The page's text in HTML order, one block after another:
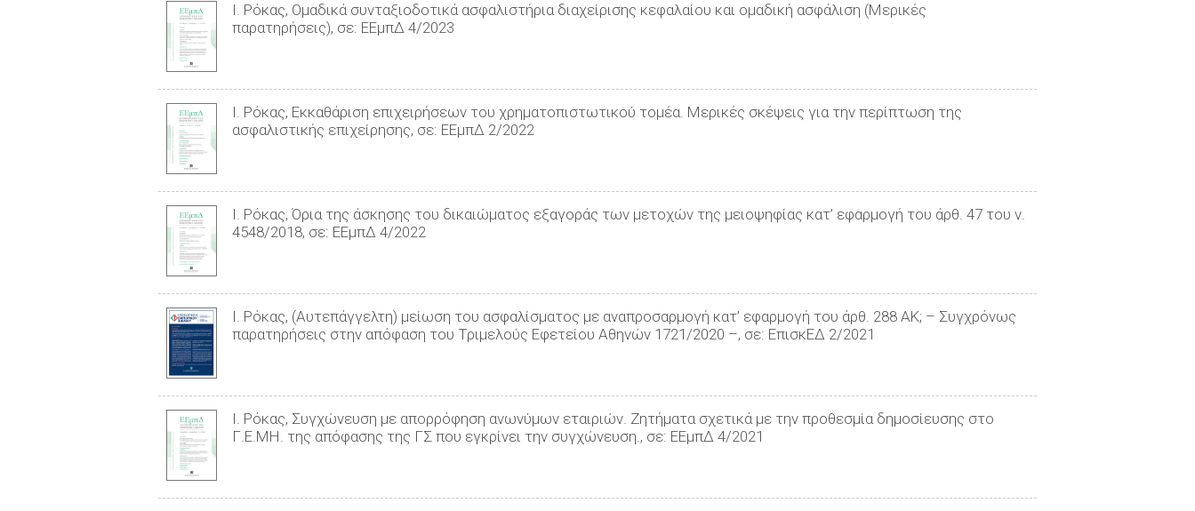
Ι. Ρόκας, Ομαδικά συνταξιοδοτικά ασφαλιστήρια διαχείρισης κεφαλαίου και ομαδική ασφάλιση (Μερικές
παρατηρήσεις), σε: ΕΕμπΔ 4/2023
Ι. Ρόκας, Εκκαθάριση επιχειρήσεων του χρηματοπιστωτικού τομέα. Μερικές σκέψεις για την περίπτωση της
ασφαλιστικής επιχείρησης, σε: ΕΕμπΔ 2/2022
Ι. Ρόκας, Όρια της άσκησης του δικαιώματος εξαγοράς των μετοχών της μειοψηφίας κατ’ εφαρμογή του άρθ. 47 του ν.
4548/2018, σε: ΕΕμπΔ 4/2022
Ι. Ρόκας, (Αυτεπάγγελτη) μείωση του ασφαλίσματος με αναπροσαρμογή κατ’ εφαρμογή του άρθ. 288 ΑΚ; – Συγχρόνως
παρατηρήσεις στην απόφαση του Τριμελούς Εφετείου Αθηνών 1721/2020 –, σε: ΕπισκΕΔ 2/2021
Ι. Ρόκας, Συγχώνευση με απορρόφηση ανωνύμων εταιριών. Ζητήματα σχετικά με την προθεσμία δημοσίευσης στο
Γ.Ε.ΜΗ. της απόφασης της ΓΣ που εγκρίνει την συγχώνευση., σε: ΕΕμπΔ 4/2021